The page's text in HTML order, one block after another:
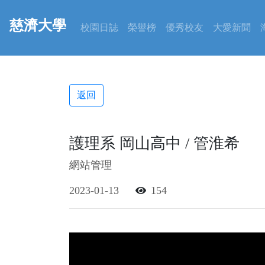
慈濟大學 校園日誌 榮譽榜 優秀校友 大愛新聞
返回
護理系 岡山高中 / 管淮希
網站管理
2023-01-13 154